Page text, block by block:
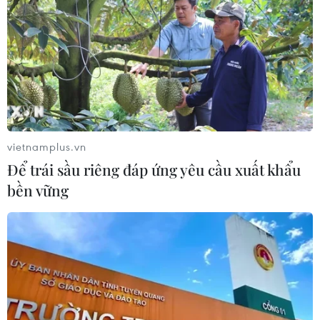
20/5 (giờ Việt Nam) từ Trung tâm vũ trụ Kennedy. Nếu
thành công, Boeing sẽ tiến hành thêm một vụ phóng thử
khác có sự tham gia của phi hành đoàn.
Chuẩn bị bay thử nghiệm tàu vũ trụ không
vietnamplus.vn
Để trái sầu riêng đáp ứng yêu cầu xuất khẩu
bền vững